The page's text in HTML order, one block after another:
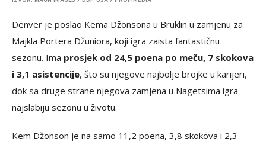
Denver je poslao Kema Džonsona u Bruklin u zamjenu za
Majkla Portera Džuniora, koji igra zaista fantastičnu
sezonu. Ima prosjek od 24,5 poena po meču, 7 skokova
i 3,1 asistencije, što su njegove najbolje brojke u karijeri,
dok sa druge strane njegova zamjena u Nagetsima igra
najslabiju sezonu u životu.
Kem Džonson je na samo 11,2 poena, 3,8 skokova i 2,3